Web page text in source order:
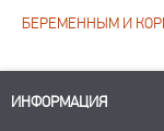
БЕРЕМЕННЫМ И
ИНФОРМАЦИЯ